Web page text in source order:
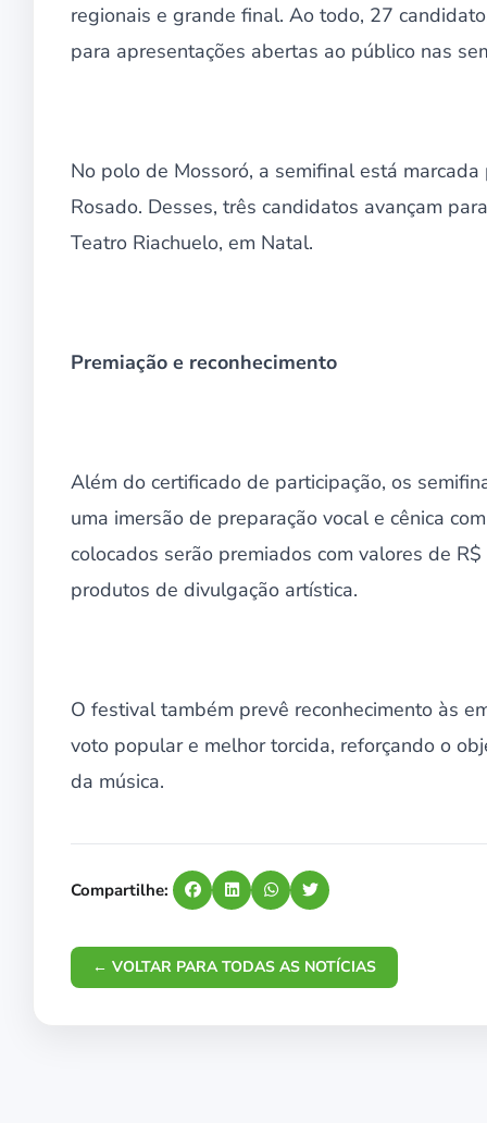
regionais e grande final. Ao todo, 27
para apresentações abertas ao público nas
No polo de Mossoró, a semifinal está
Rosado. Desses, três candidatos avançam
Teatro Riachuelo, em Natal.
Premiação e reconhecimento
Além do certificado de participação, os
uma imersão de preparação vocal e cênica
colocados serão premiados com valores de
produtos de divulgação artística.
O festival também prevê reconhecimento às
voto popular e melhor torcida, reforçando o
da música.
Compartilhe:
← VOLTAR PARA TODAS AS NOTÍCIAS